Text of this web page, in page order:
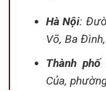
Hà Nội:
Võ, Ba
Thành
Của,